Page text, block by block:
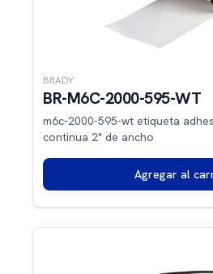
BRADY
BR-M6C-2000-595-WT
m6c-2000-595-wt etiqueta
continua 2" de ancho
Agregar al